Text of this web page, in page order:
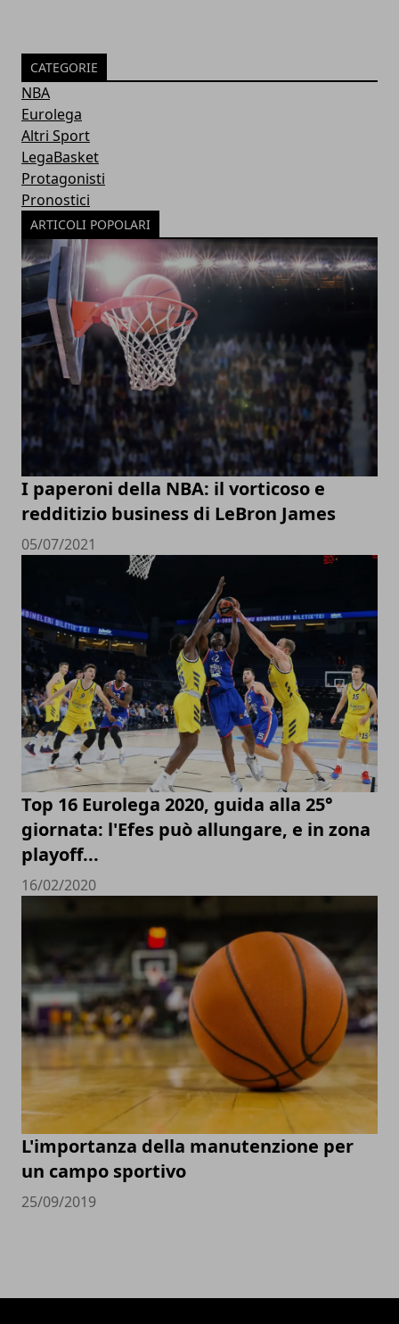
CATEGORIE
NBA
Eurolega
Altri Sport
LegaBasket
Protagonisti
Pronostici
ARTICOLI POPOLARI
I paperoni della NBA: il vorticoso e
redditizio business di LeBron James
05/07/2021
Top 16 Eurolega 2020, guida alla 25°
giornata: l'Efes può allungare, e in zona
playoff...
16/02/2020
L'importanza della manutenzione per
un campo sportivo
25/09/2019